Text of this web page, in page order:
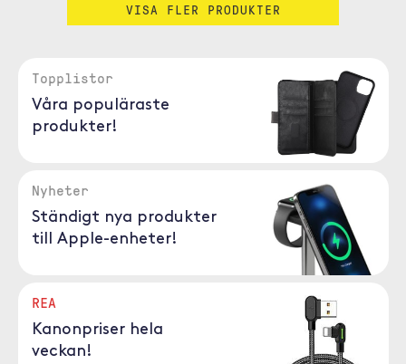
VISA FLER PRODUKTER
Topplistor
Våra populäraste
produkter!
Nyheter
Ständigt nya produkter
till Apple-enheter!
REA
Kanonpriser hela
veckan!